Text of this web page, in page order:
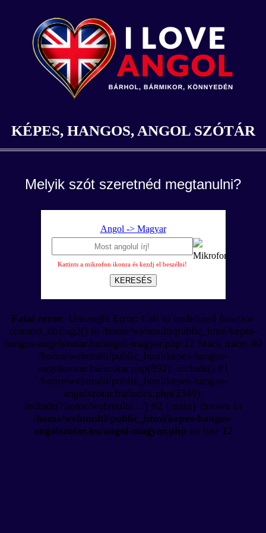
KÉPES, HANGOS, ANGOL SZÓTÁR
Melyik szót szeretnéd megtanulni?
Angol -> Magyar
Kattints a mikrofon ikonra és kezdj el beszélni!
KERESÉS
Fatal error: Uncaught Error: Call to undefined function
connect_dbEng2() in /home/webmulti/public_html/kepes-
hangos-angolszotar.hu/angol-magyar.php:12 Stack trace: #0
/home/webmulti/public_html/kepes-hangos-
angolszotar.hu/szotar.php(892): include() #1
/home/webmulti/public_html/kepes-hangos-
angolszotar.hu/index.php(2349):
include('/home/webmulti/...') #2 {main} thrown in
/home/webmulti/public_html/kepes-hangos-
angolszotar.hu/angol-magyar.php on line 12